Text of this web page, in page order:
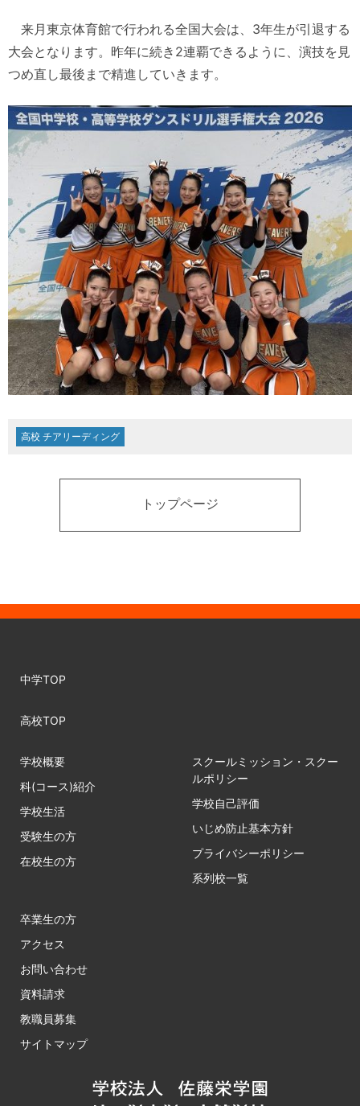
来月東京体育館で行われる全国大会は、3年生が引退する
大会となります。昨年に続き2連覇できるように、演技を見
つめ直し最後まで精進していきます。
高校 チアリーディング
トップページ
中学TOP
高校TOP
学校概要
科(コース)紹介
学校生活
受験生の方
在校生の方
スクールミッション・スクー
ルポリシー
学校自己評価
いじめ防止基本方針
プライバシーポリシー
系列校一覧
卒業生の方
アクセス
お問い合わせ
資料請求
教職員募集
サイトマップ